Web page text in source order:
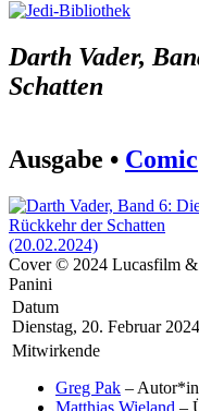
Darth Vader,
Schatten
Ausgabe • Comic
Cover © 2024 Lucasfilm &
Panini
Datum
Dienstag, 20. Februar 2024
Mitwirkende
Greg Pak – Autor*in
Matthias Wieland –